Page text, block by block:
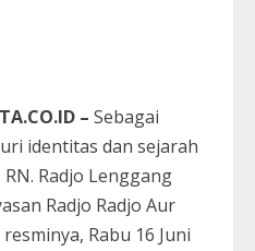
– Sebagai
identitas dan sejarah
Radjo Lenggang
Radjo Radjo Aur
Rabu 16 Juni